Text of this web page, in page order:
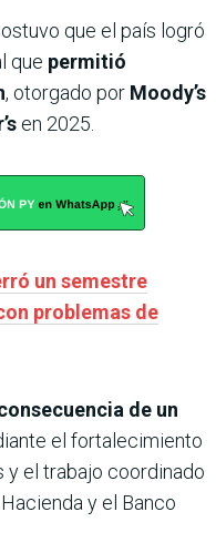
que el país logró
que permitió
, otorgado por Moody’s
en 2025.
un semestre
problemas de
de un
el fortalecimiento
el trabajo coordinado
y el Banco